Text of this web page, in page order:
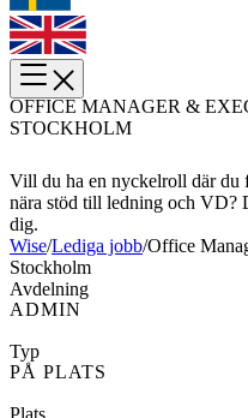
OFFICE MANAGER &
STOCKHOLM
Vill du ha en nyckelroll där du
nära stöd till ledning och VD?
dig.
Wise/Lediga jobb/Office
Stockholm
Avdelning
ADMIN
Typ
PÅ PLATS